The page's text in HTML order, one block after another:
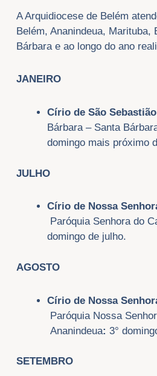
A Arquidiocese de Belém
Belém, Ananindeua, Marituba,
Bárbara e ao longo do ano
JANEIRO
Círio de São
Bárbara – Santa
domingo mais próximo
JULHO
Círio de Nossa
Paróquia Senhora do
domingo de julho.
AGOSTO
Círio de Nossa
Paróquia Nossa
Ananindeua: 3°
SETEMBRO